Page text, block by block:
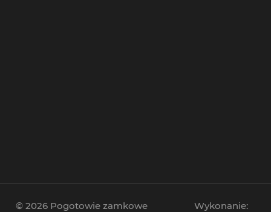
© 2026 Pogotowie zamkowe Wykonanie: